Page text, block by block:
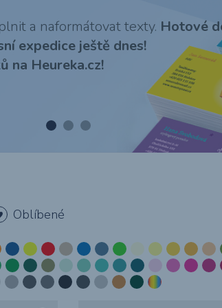
desky
Vstupenky
potiskem
Billboardy &
bigboardy
&
magnetická
reklama
a naformátovat texty. Hotové
expedice ještě dnes!
na Heureka.cz!
Oblíbené